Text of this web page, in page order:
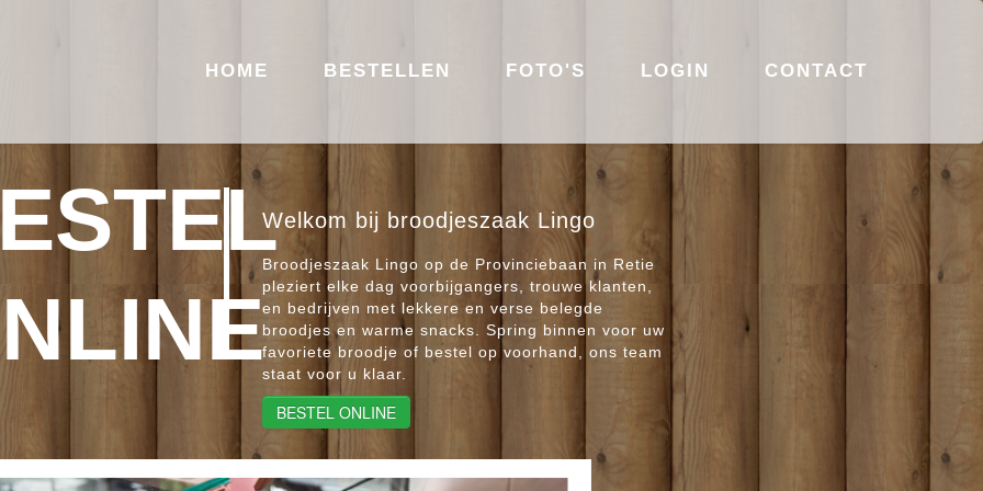
HOME BESTELLEN FOTO'S LOGIN CONTACT
Welkom bij broodjeszaak Lingo
Broodjeszaak Lingo op de Provinciebaan in Retie
pleziert elke dag voorbijgangers, trouwe klanten,
en bedrijven met lekkere en verse belegde
broodjes en warme snacks. Spring binnen voor uw
favoriete broodje of bestel op voorhand, ons team
staat voor u klaar.
BESTEL ONLINE